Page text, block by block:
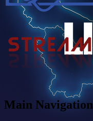
Main Navigation